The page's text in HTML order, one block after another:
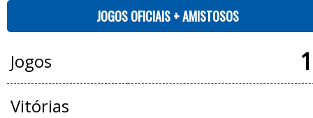
JOGOS OFICIAIS + AMISTOSOS
Jogos
Vitórias